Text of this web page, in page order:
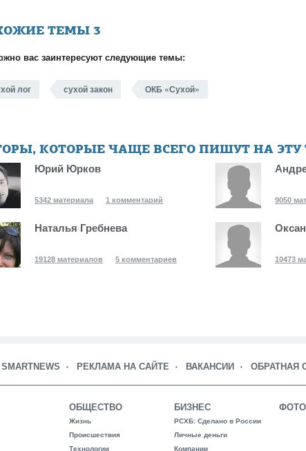
ТЕМЫ 3
вас заинтересуют следующие темы:
лог сухой закон ОКБ «Сухой»
КОТОРЫЕ ЧАЩЕ ВСЕГО ПИШУТ НА
Юрий Юрков
5342 материала 1 комментарий
Наталья Гребнева
19128 материалов 5 комментариев
9050
10473
РЕКЛАМА НА САЙТЕ ВАКАНСИИ ОБРАТНАЯ
ОБЩЕСТВО
Жизнь
Происшествия
Технологии
БИЗНЕС
РСХБ: Сделано в России
Личные деньги
Компании